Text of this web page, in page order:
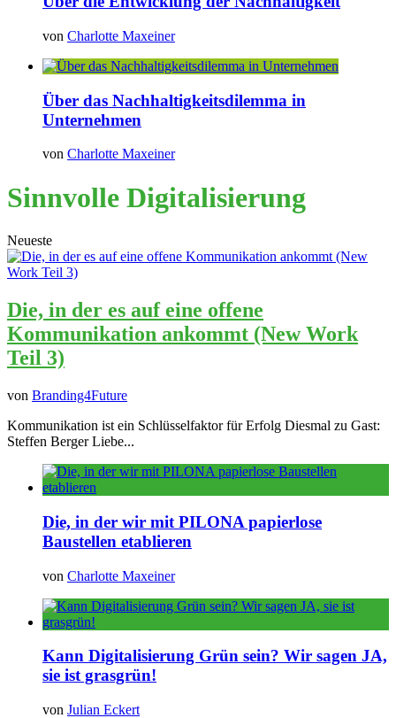
von Charlotte Maxeiner
Über das Nachhaltigkeitsdilemma in
Unternehmen
von Charlotte Maxeiner
Sinnvolle Digitalisierung
Neueste
Die, in der es auf eine offene
Kommunikation ankommt (New Work
Teil 3)
von Branding4Future
Kommunikation ist ein Schlüsselfaktor für Erfolg Diesmal zu Gast:
Steffen Berger Liebe...
Die, in der wir mit PILONA papierlose
Baustellen etablieren
von Charlotte Maxeiner
Kann Digitalisierung Grün sein? Wir sagen JA,
sie ist grasgrün!
von Julian Eckert